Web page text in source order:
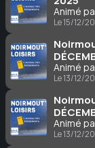
Animé
Le 15/12/
Animé
Le 13/12/
Animé
Le 13/12/